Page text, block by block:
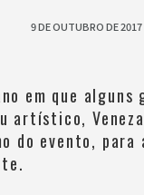
9 DE OUTUBRO DE 2017
em que
artístico,
do evento,